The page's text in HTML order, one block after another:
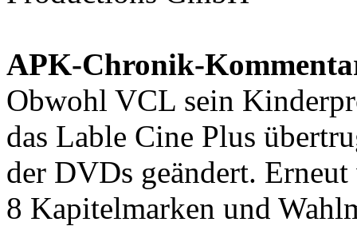
APK-Chronik-
Obwohl VCL sein
das Lable Cine Plus
der DVDs geändert.
8 Kapitelmarken und